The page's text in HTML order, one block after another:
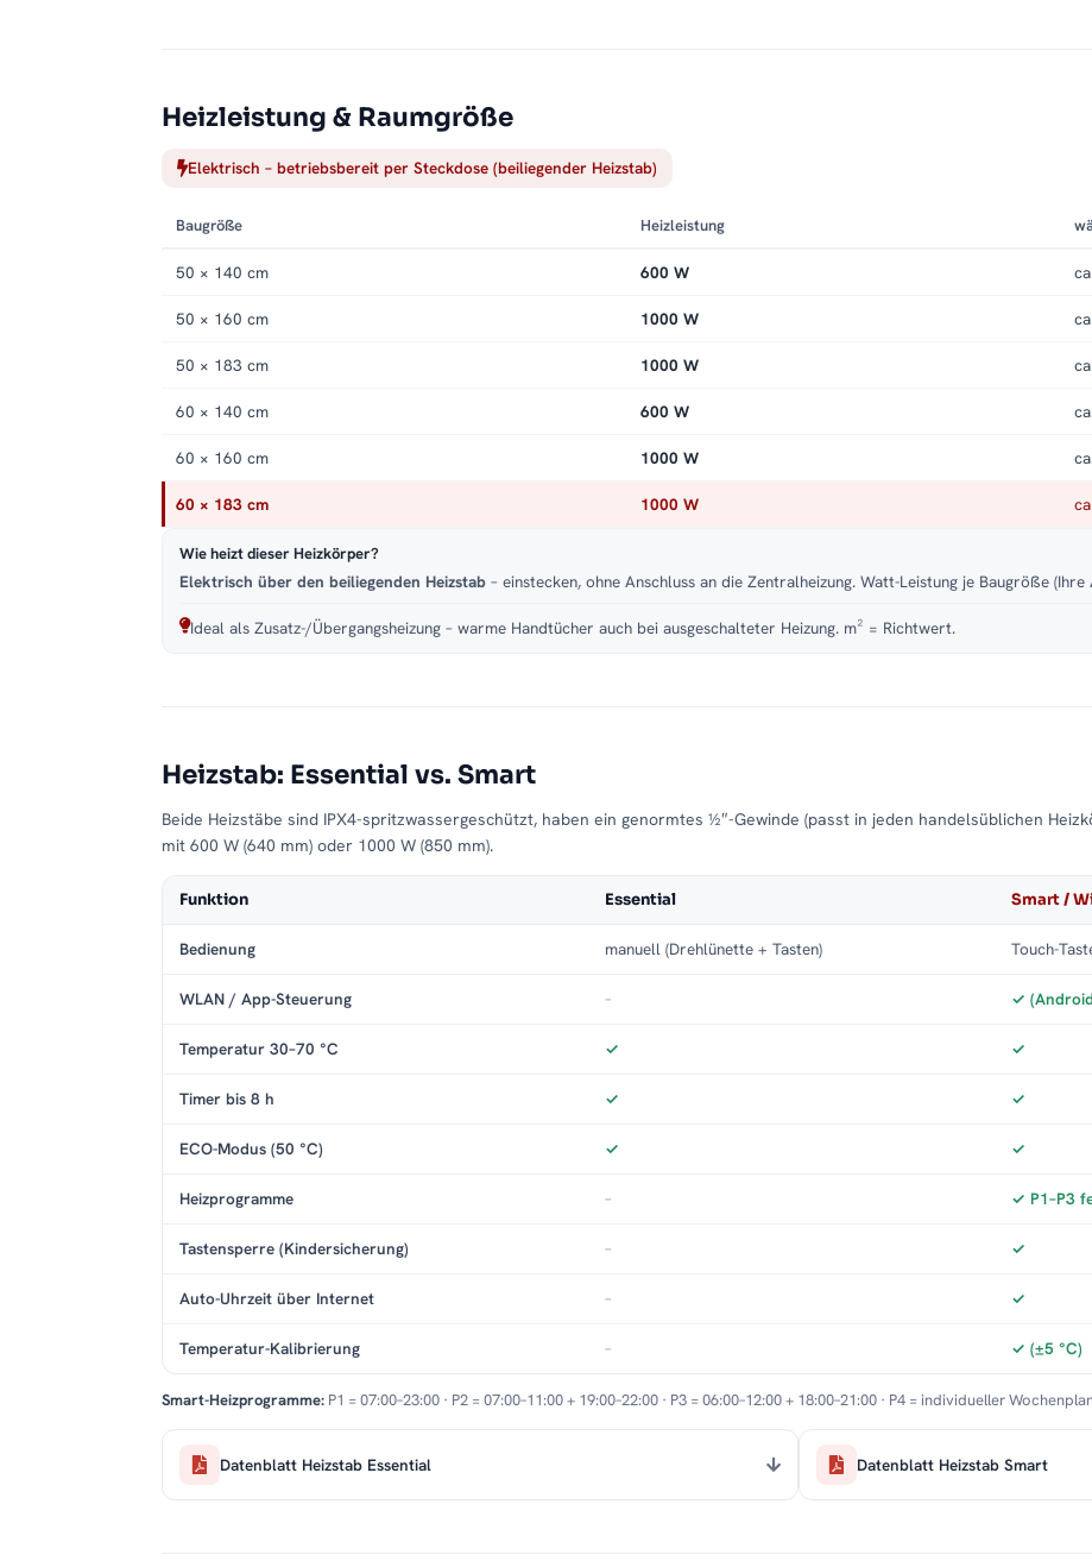
Heizleistung & Raumgröße
Elektrisch – betriebsbereit per Steckdose (beiliegender Heizstab)
Baugröße Heizleistung
50 × 140 cm 600 W
50 × 160 cm 1000 W
50 × 183 cm 1000 W
60 × 140 cm 600 W
60 × 160 cm 1000 W
60 × 183 cm 1000 W
Wie heizt dieser Heizkörper?
Elektrisch über den beiliegenden Heizstab – einstecken, ohne Anschluss an die Zentralheizung. Watt-Leistung je Baugröße
Ideal als Zusatz-/Übergangsheizung – warme Handtücher auch bei ausgeschalteter Heizung. m² = Richtwert.
Heizstab: Essential vs. Smart
Beide Heizstäbe sind IPX4-spritzwassergeschützt, haben ein genormtes ½″-Gewinde (passt in jeden handelsüblichen
mit 600 W (640 mm) oder 1000 W (850 mm).
Funktion Essential Smart /
Bedienung manuell (Drehlünette + Tasten) Touch-
WLAN / App-Steuerung – ✓
Temperatur 30–70 °C ✓ ✓
Timer bis 8 h ✓ ✓
ECO-Modus (50 °C) ✓ ✓
Heizprogramme – ✓ P1–P3
Tastensperre (Kindersicherung) – ✓
Auto-Uhrzeit über Internet – ✓
Temperatur-Kalibrierung – ✓ (±5 °C)
Smart-Heizprogramme: P1 = 07:00–23:00 · P2 = 07:00–11:00 + 19:00–22:00 · P3 = 06:00–12:00 + 18:00–21:00 · P4 = individueller
Datenblatt Heizstab Essential Datenblatt Heizstab Smart